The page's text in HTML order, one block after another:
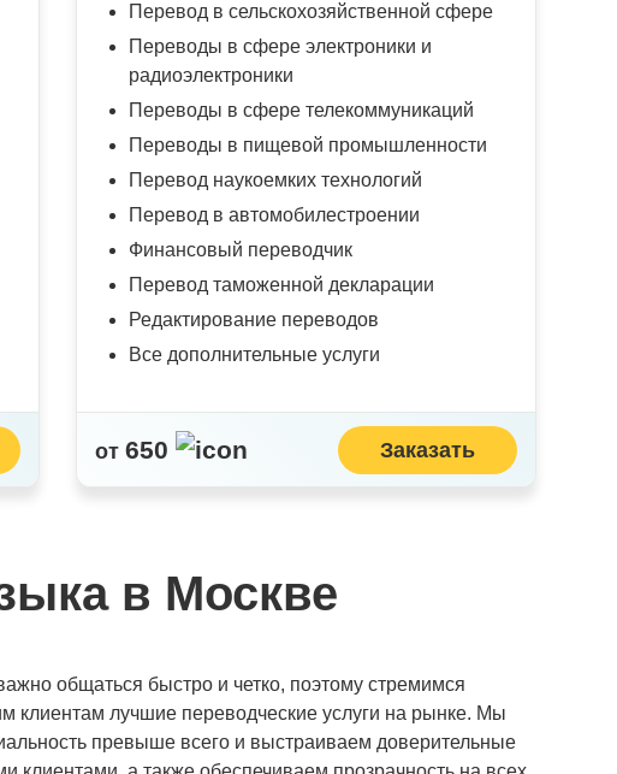
Перевод в сельскохозяйственной сфере
Переводы в сфере электроники и
радиоэлектроники
Переводы в сфере телекоммуникаций
Переводы в пищевой промышленности
Перевод наукоемких технологий
Перевод в автомобилестроении
Финансовый переводчик
Перевод таможенной декларации
Редактирование переводов
Все дополнительные услуги
от 650 Заказать
в Москве
общаться быстро и четко, поэтому стремимся
клиентам лучшие переводческие услуги на рынке. Мы
превыше всего и выстраиваем доверительные